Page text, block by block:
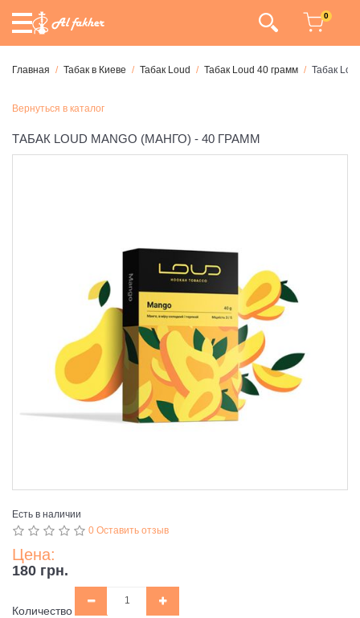
0
Главная Табак в Киеве Табак Loud Табак Loud 40 грамм Табак
Вернуться в каталог
ТАБАК LOUD MANGO (МАНГО) - 40 ГРАММ
Есть в наличии
0 Оставить отзыв
Цена:
180 грн.
Количество